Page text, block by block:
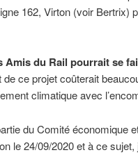
162, Virton (voir Bertrix)
du Rail pourrait se
ce projet coûterait
climatique avec
du Comité économique
le 24/09/2020 et à ce sujet,